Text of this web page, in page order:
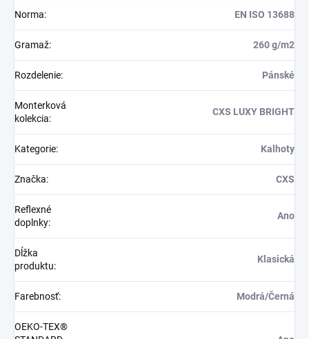
Norma: EN ISO 13688
Gramaž: 260 g/m2
Rozdelenie: Pánské
Monterková
kolekcia:
CXS LUXY BRIGHT
Kategorie: Kalhoty
Značka: CXS
Reflexné
doplnky:
Ano
Dĺžka
produktu:
Klasická
Farebnosť: Modrá/Černá
OEKO-TEX®